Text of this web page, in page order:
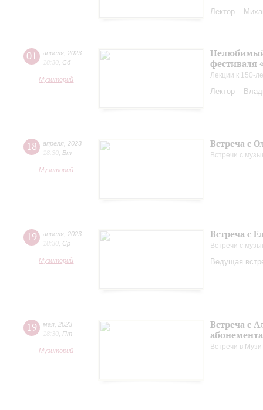
Лектор –
01 апреля 2023
18:30 Сб
Музиторий
фестиваля
Лекции к 150-
Лектор –
18 апреля 2023
18:30 Вт
Музиторий
Встреча с
Встречи с
19 апреля 2023
18:30 Ср
Музиторий
Встреча с
Встречи с
Ведущая
19 мая 2023
18:30 Пт
Музиторий
Встреча с
Встречи в